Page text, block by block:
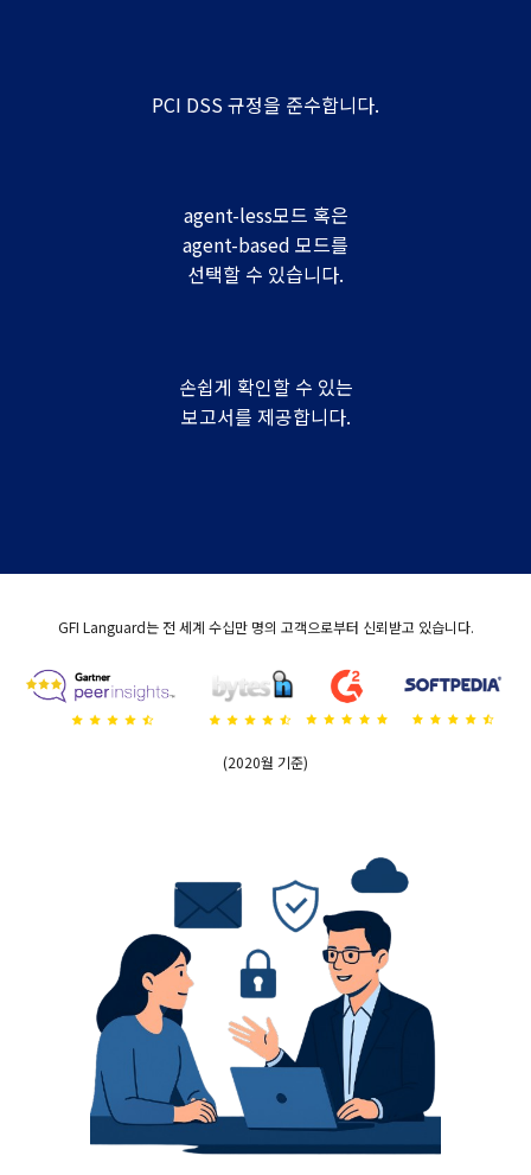
PCI DSS 규정을 준수합니다.
agent-less모드 혹은
agent-based 모드를
선택할 수 있습니다.
손쉽게 확인할 수 있는
보고서를 제공합니다.
GFI Languard는 전 세계 수십만 명의 고객으로부터 신뢰받고 있습니다.
(2020월 기준)